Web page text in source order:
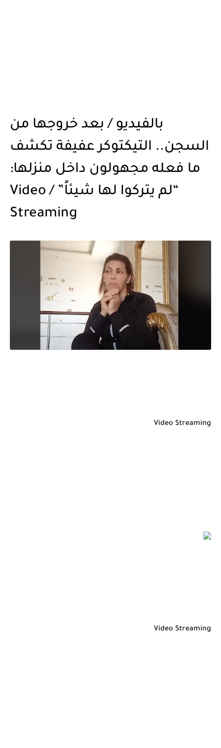
بالفيديو / بعد خروجها من
السجن.. التيكتوكر عفيفة تكشف
ما فعله مجهولون داخل منزلها:
“لم يتركوا لها شيئاً” / Video
Streaming
Video Streaming
Video Streaming